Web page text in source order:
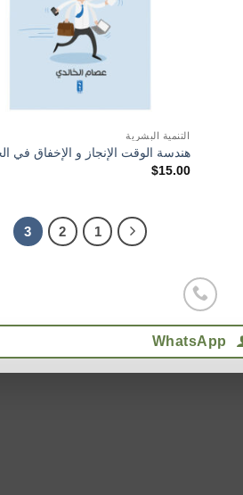
التنمية البشرية
هندسة الوقت الإنجاز و الإخفاق في
$15.00
1
2
3
WhatsApp